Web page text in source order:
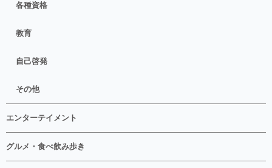
各種資格
教育
自己啓発
その他
エンターテイメント
グルメ・食べ飲み歩き